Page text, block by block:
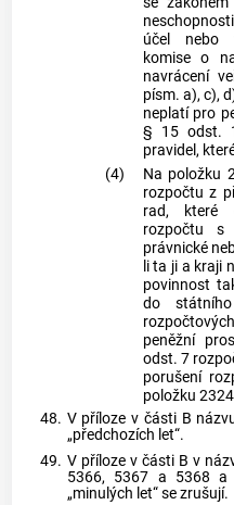
účel nebo
komise o
navrácení
písm. a), c),
neplatí pro
§ 15 odst.
pravidel,
(4)
Na položku
rozpočtu z
rad, které
rozpočtu
právnické
li ta ji a kraji
povinnost
do
peněžní
odst. 7
porušení
položku
48. V příloze v části B
„předchozích let“.
49. V příloze v části B v
5366, 5367 a 5368 a
„minulých let“ se zrušují.